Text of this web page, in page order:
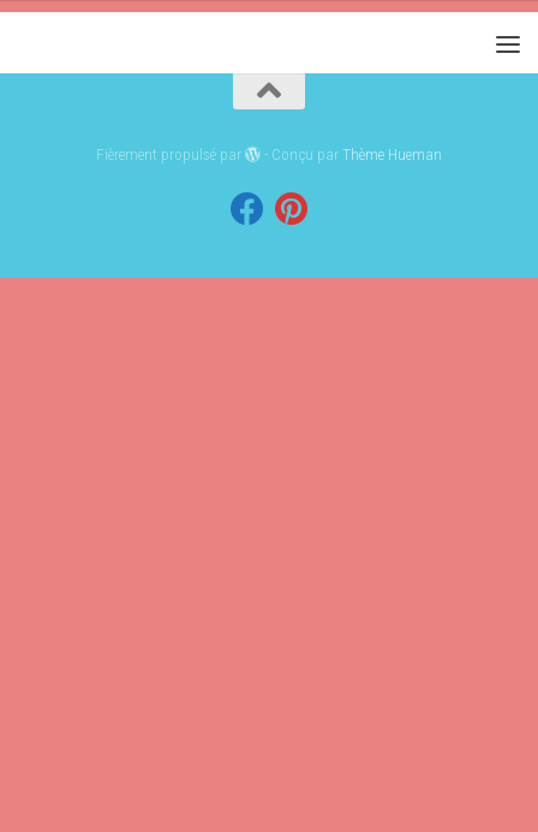
Fièrement propulsé par - Conçu parThème Hueman